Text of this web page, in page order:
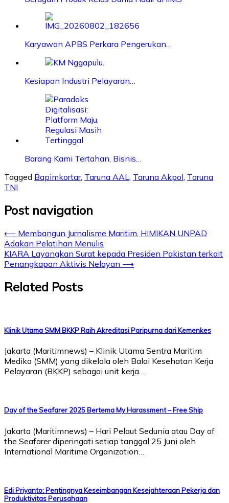
Karyawan APBS Perkara Pengerukan…
Kesiapan Industri Pelayaran…
Barang Kami Tertahan, Bisnis…
Tagged Bapimkortar, Taruna AAL, Taruna Akpol, Taruna
TNI
Post navigation
⟵ Membangun Jurnalisme Maritim, HIMIKAN UNPAD
Adakan Pelatihan Menulis
KIARA Layangkan Surat kepada Presiden Pakistan terkait
Penangkapan Aktivis Nelayan ⟶
Related Posts
Klinik Utama SMM BKKP Raih Akreditasi Paripurna dari Kemenkes
Jakarta (Maritimnews) – Klinik Utama Sentra Maritim
Medika (SMM) yang dikelola oleh Balai Kesehatan Kerja
Pelayaran (BKKP) sebagai unit kerja…
Day of the Seafarer 2025 Bertema My Harassment – Free Ship
Jakarta (Maritimnews) – Hari Pelaut Sedunia atau Day of
the Seafarer diperingati setiap tanggal 25 Juni oleh
International Maritime Organization…
Edi Priyanto: Pentingnya Keseimbangan Kesejahteraan Pekerja dan
Produktivitas Perusahaan